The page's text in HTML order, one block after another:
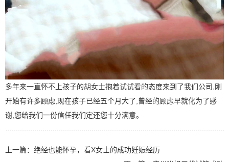
多年来一直怀不上孩子的胡女士抱着试试看的态度来到了我们公司,刚
开始有许多顾虑,现在孩子已经五个月大了,曾经的顾虑早就化为了感
谢,您给我们一份信任我们定还您十分满意。
上一篇： 绝经也能怀孕，看X女士的成功妊娠经历